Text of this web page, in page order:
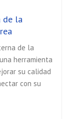
de la
de la
herramienta
su calidad
con su